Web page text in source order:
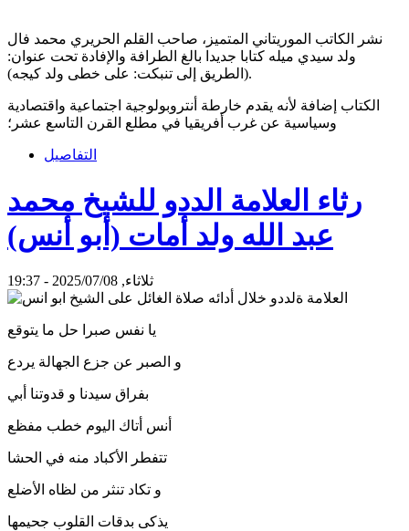
نشر الكاتب الموريتاني المتميز، صاحب القلم الحريري محمد فال
ولد سيدي ميله كتابا جديدا بالغ الطرافة والإفادة تحت عنوان:
(الطريق إلى تنبكت: على خطى ولد كيجه).
الكتاب إضافة لأنه يقدم خارطة أنتروبولوجية اجتماعية واقتصادية
وسياسية عن غرب أفريقيا في مطلع القرن التاسع عشر؛
التفاصيل
رثاء العلامة الددو للشيخ محمد
عبد الله ولد أمات (أبو أنس)
ثلاثاء, 2025/07/08 - 19:37
يا نفس صبرا حل ما يتوقع
و الصبر عن جزع الجهالة يردع
بفراق سيدنا و قدوتنا أبي
أنس أتاك اليوم خطب مفظع
تتفطر الأكباد منه في الحشا
و تكاد تنثر من لظاه الأضلع
يذكى بدقات القلوب جحيمها